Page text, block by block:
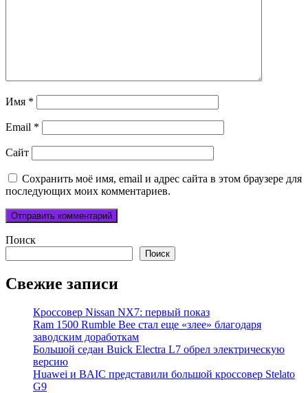
Имя *
Email *
Сайт
Сохранить моё имя, email и адрес сайта в этом браузере для
последующих моих комментариев.
Поиск
Поиск
Свежие записи
Кроссовер Nissan NX7: первый показ
Ram 1500 Rumble Bee стал еще «злее» благодаря
заводским доработкам
Большой седан Buick Electra L7 обрел электрическую
версию
Huawei и BAIC представили большой кроссовер Stelato
G9